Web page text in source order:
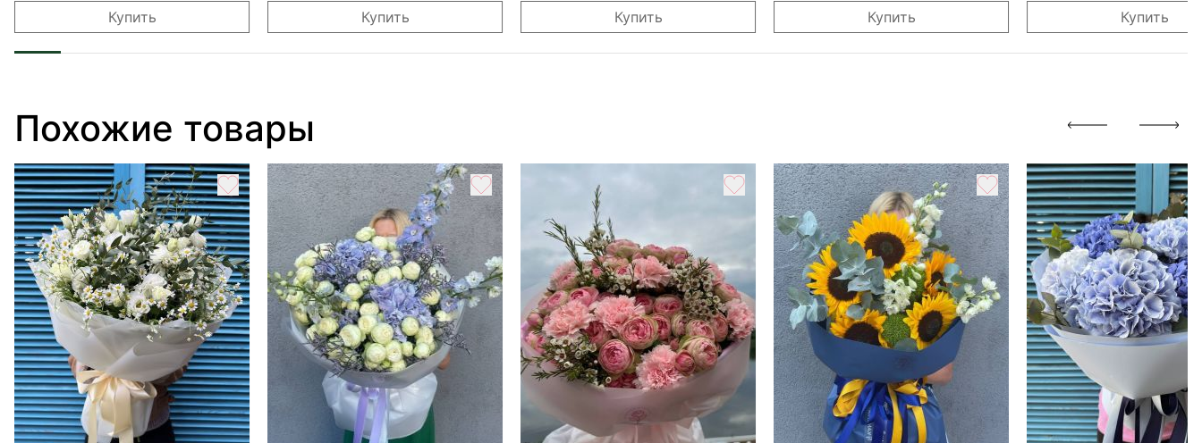
Купить Купить Купить Купить Купить
Похожие товары